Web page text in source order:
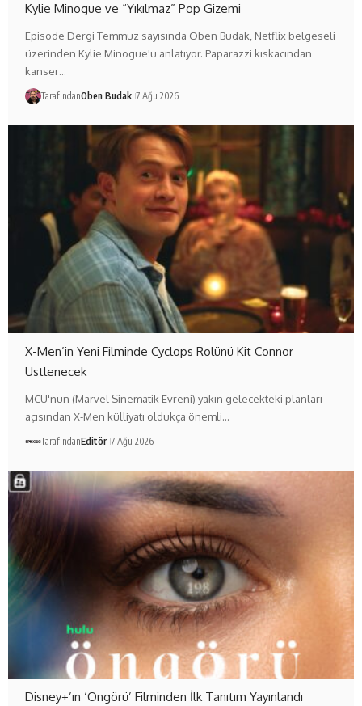
Kylie Minogue ve “Yıkılmaz” Pop Gizemi
Episode Dergi Temmuz sayısında Oben Budak, Netflix belgeseli
üzerinden Kylie Minogue'u anlatıyor. Paparazzi kıskacından
kanser…
TarafındanOben Budak 7 Ağu 2026
X-Men’in Yeni Filminde Cyclops Rolünü Kit Connor
Üstlenecek
MCU'nun (Marvel Sinematik Evreni) yakın gelecekteki planları
açısından X-Men külliyatı oldukça önemli…
TarafındanEditör 7 Ağu 2026
Disney+’ın ‘Öngörü’ Filminden İlk Tanıtım Yayınlandı